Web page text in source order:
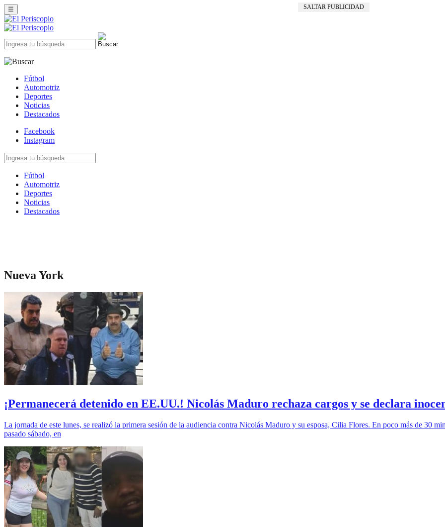
SALTAR PUBLICIDAD
☰
Fútbol
Automotriz
Deportes
Noticias
Destacados
Facebook
Instagram
Fútbol
Automotriz
Deportes
Noticias
Destacados
Nueva York
¡Permanecerá detenido en EE.UU.! Nicolás Maduro rechaza cargos y se declara
La jornada de este lunes, se realizó la primera sesión de la audiencia contra Nicolás Maduro y su esposa, Cilia Flores. En poco más de 30
pasado sábado, en